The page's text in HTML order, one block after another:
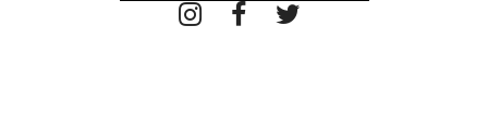
  